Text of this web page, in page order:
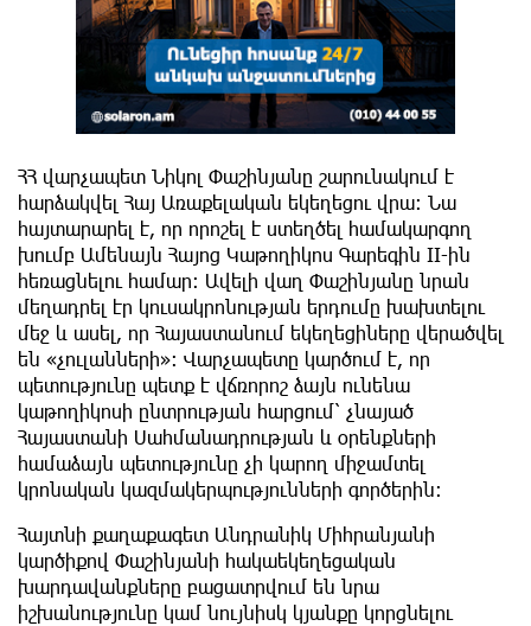
ՀՀ վարչապետ Նիկոլ Փաշինյանը շարունակում է
հարձակվել Հայ Առաքելական եկեղեցու վրա: Նա
հայտարարել է, որ որոշել է ստեղծել համակարգող
խումբ Ամենայն Հայոց Կաթողիկոս Գարեգին II-ին
հեռացնելու համար: Ավելի վաղ Փաշինյանը նրան
մեղադրել էր կուսակրոնության երդումը խախտելու
մեջ և ասել, որ Հայաստանում եկեղեցիները վերածվել
են «չուլանների»: Վարչապետը կարծում է, որ
պետությունը պետք է վճռորոշ ձայն ունենա
կաթողիկոսի ընտրության հարցում՝ չնայած
Հայաստանի Սահմանադրության և օրենքների
համաձայն պետությունը չի կարող միջամտել
կրոնական կազմակերպությունների գործերին:
Հայտնի քաղաքագետ Անդրանիկ Միհրանյանի
կարծիքով Փաշինյանի հակաեկեղեցական
խարդավանքները բացատրվում են նրա
իշխանությունը կամ նույնիսկ կյանքը կորցնելու